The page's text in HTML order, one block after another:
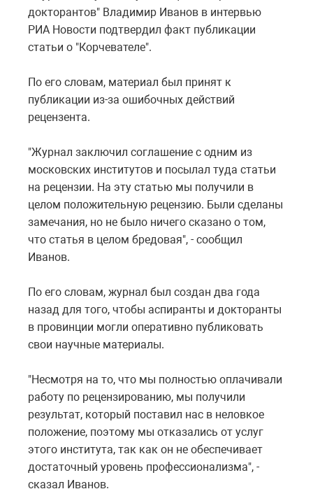
докторантов" Владимир Иванов в интервью
РИА Новости подтвердил факт публикации
статьи о "Корчевателе".
По его словам, материал был принят к
публикации из-за ошибочных действий
рецензента.
"Журнал заключил соглашение с одним из
московских институтов и посылал туда статьи
на рецензии. На эту статью мы получили в
целом положительную рецензию. Были сделаны
замечания, но не было ничего сказано о том,
что статья в целом бредовая", - сообщил
Иванов.
По его словам, журнал был создан два года
назад для того, чтобы аспиранты и докторанты
в провинции могли оперативно публиковать
свои научные материалы.
"Несмотря на то, что мы полностью оплачивали
работу по рецензированию, мы получили
результат, который поставил нас в неловкое
положение, поэтому мы отказались от услуг
этого института, так как он не обеспечивает
достаточный уровень профессионализма", -
сказал Иванов.